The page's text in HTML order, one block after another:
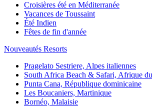
Croisières été en Méditerranée
Vacances de Toussaint
Été Indien
Fêtes de fin d'année
Nouveautés Resorts
Pragelato Sestriere, Alpes italiennes
South Africa Beach & Safari, Afrique
Punta Cana, République dominicaine
Les Boucaniers, Martinique
Bornéo, Malaisie